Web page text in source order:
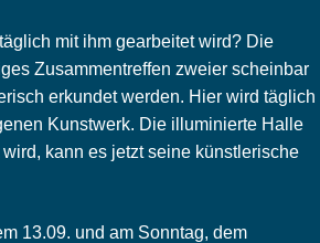
mit ihm gearbeitet wird? Die
Zusammentreffen zweier scheinbar
erkundet werden. Hier wird täglich
Kunstwerk. Die illuminierte Halle
kann es jetzt seine künstlerische
13.09. und am Sonntag, dem